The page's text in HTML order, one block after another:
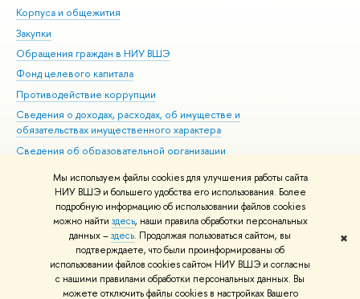
Мы используем файлы cookies для улучшения работы сайта
НИУ ВШЭ и большего удобства его использования. Более
подробную информацию об использовании файлов cookies
можно найти здесь, наши правила обработки персональных
данных –здесь. Продолжая пользоваться сайтом, вы
подтверждаете, что были проинформированы о
использовании файлов cookies сайтом НИУ ВШЭ и согласны
с нашими правилами обработки персональных данных. Вы
можете отключить файлы cookies в настройках Вашего
✖
Корпуса и общежития
Закупки
Обращения граждан в НИУ ВШЭ
Фонд целевого капитала
Противодействие коррупции
Сведения о доходах, расходах, об имуществе и
обязательствах имущественного характера
Сведения об образовательной организации
Людям с ограниченными возможностями здоровья
Единая платежная страница
Работа в Вышке
© НИУ ВШЭ 1993–2026 Адреса и контакты Условия использования
материало Политика конфиденциальности Карта сайта
Шрифты HSE Sans и HSE Slab разработаныШколе дизайна НИУ ВШЭ